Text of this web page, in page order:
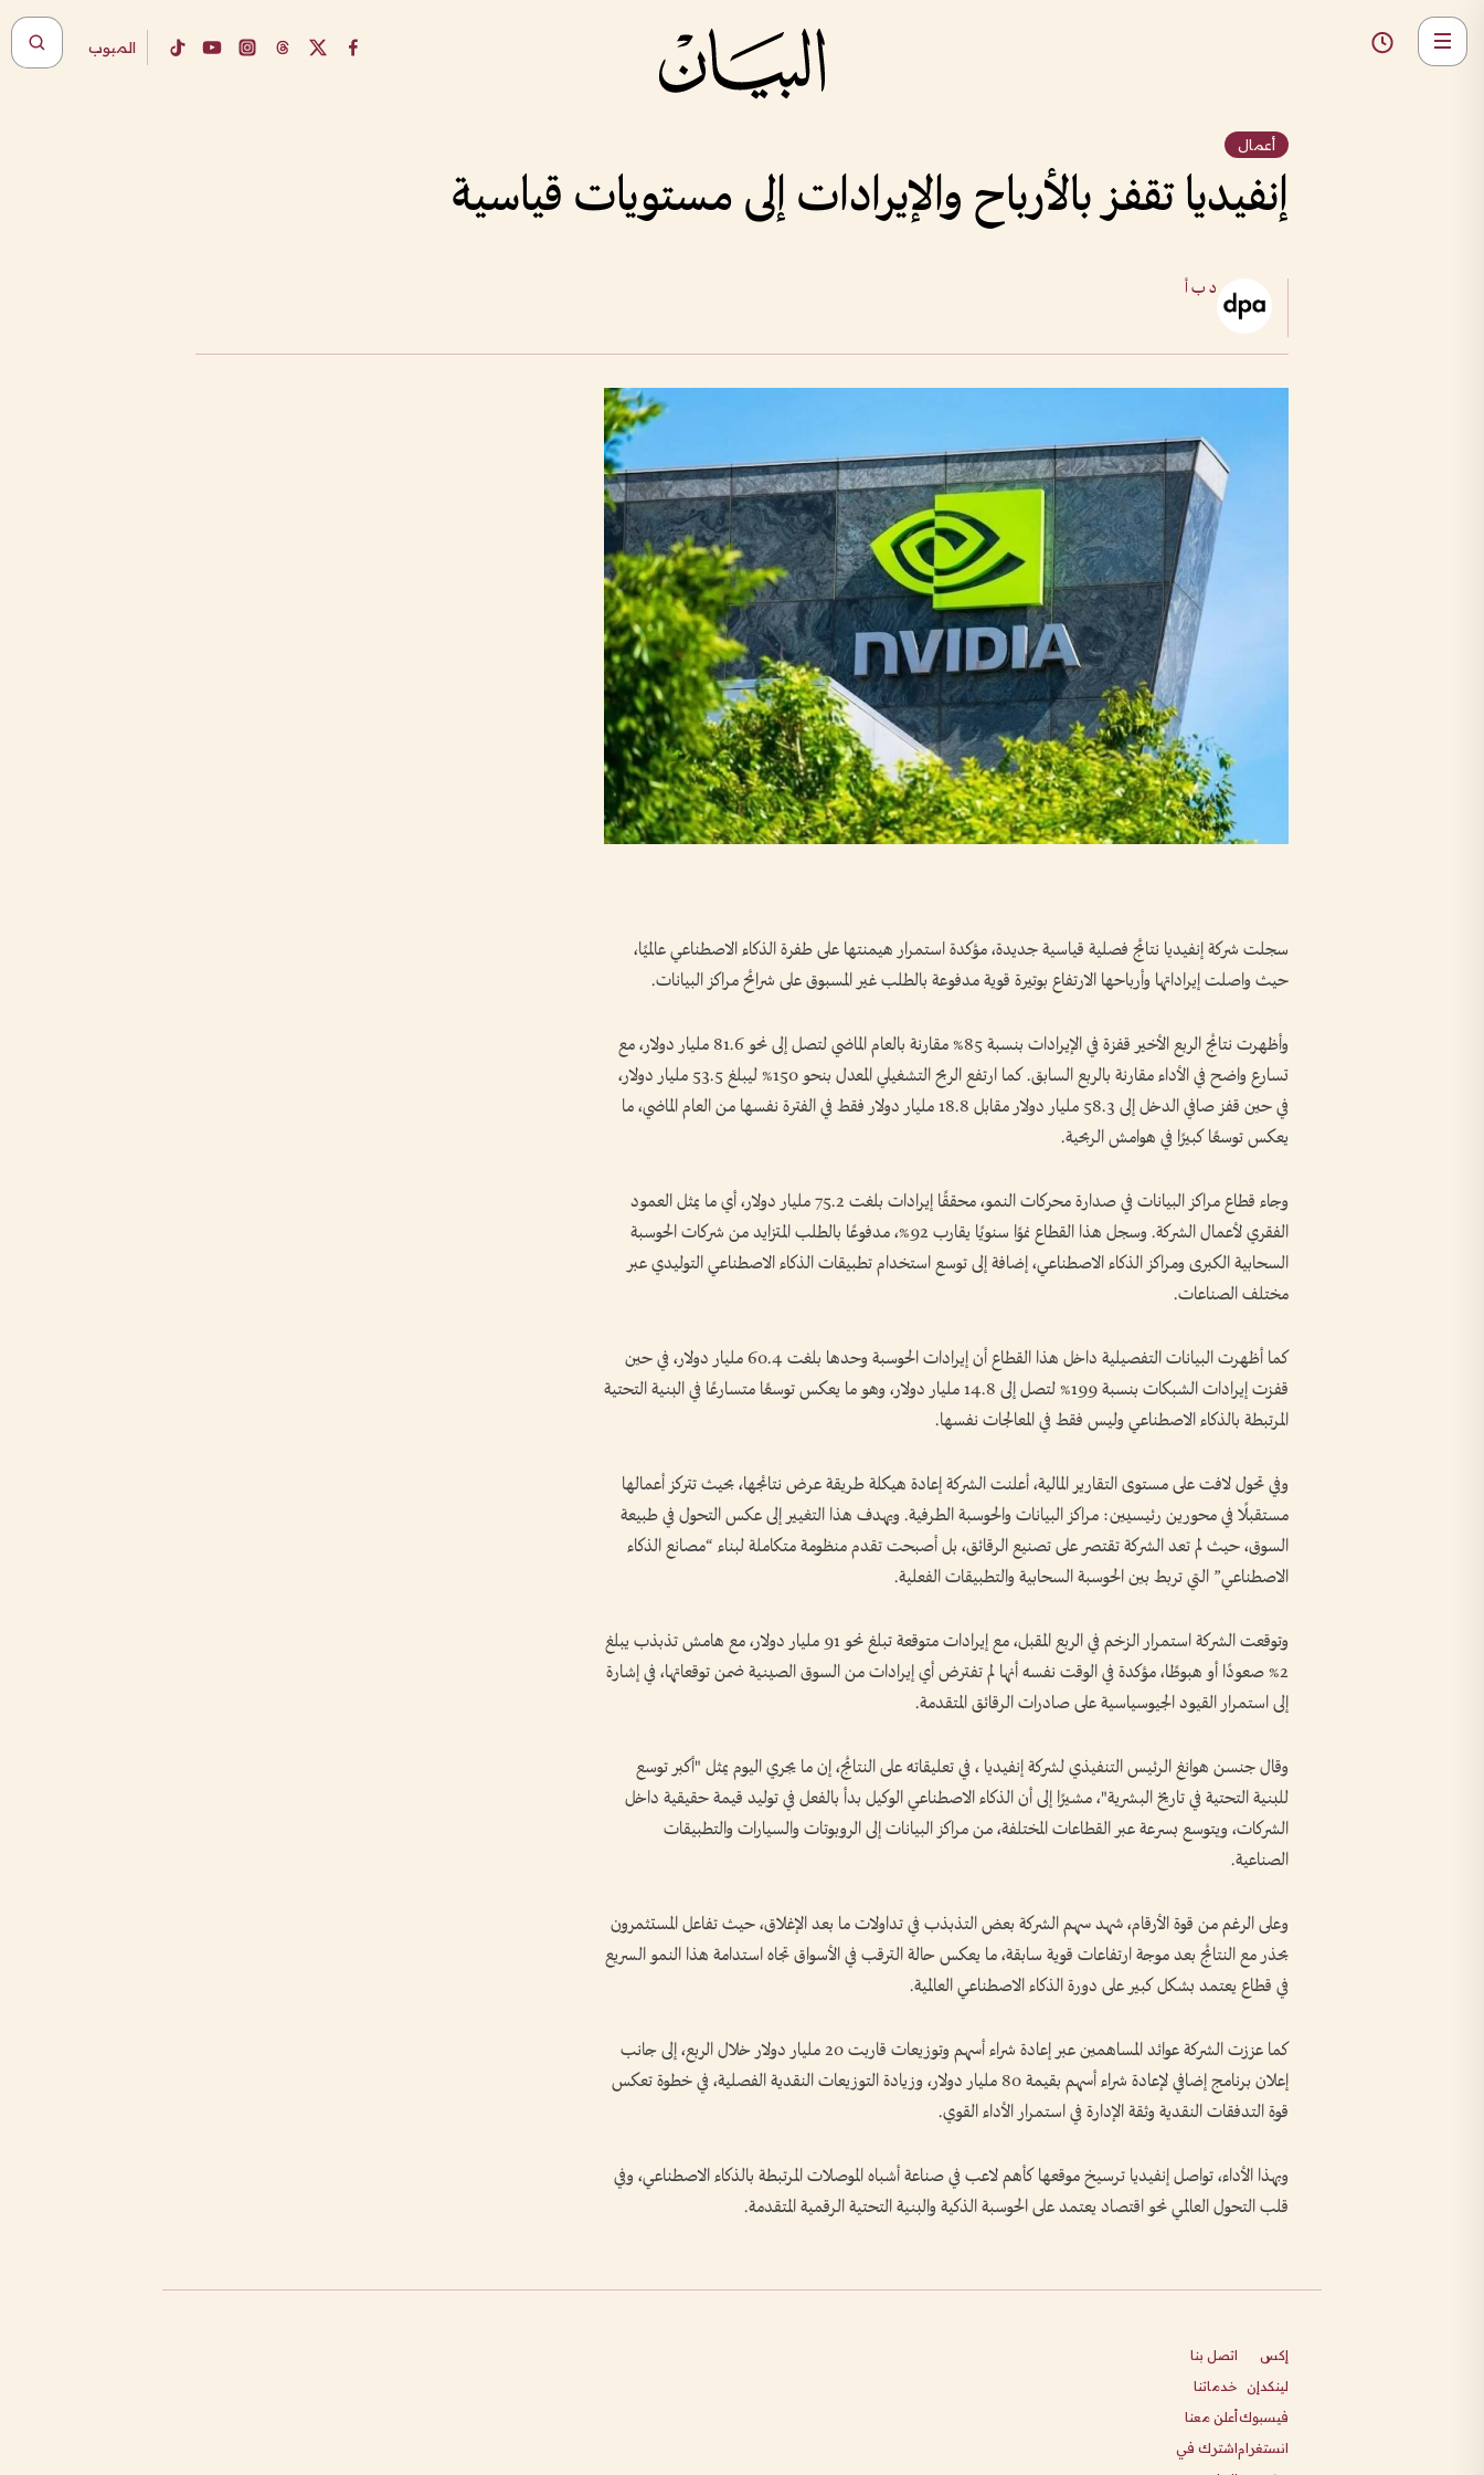
المبوب
أعمال
إنفيديا تقفز بالأرباح والإيرادات إلى مستويات قياسية
د ب أ
سجلت شركة إنفيديا نتائج فصلية قياسية جديدة، مؤكدة استمرار هيمنتها على طفرة الذكاء الاصطناعي عالميًا،
حيث واصلت إيراداتها وأرباحها الارتفاع بوتيرة قوية مدفوعة بالطلب غير المسبوق على شرائح مراكز البيانات.
وأظهرت نتائج الربع الأخير قفزة في الإيرادات بنسبة 85% مقارنة بالعام الماضي لتصل إلى نحو 81.6 مليار دولار، مع
تسارع واضح في الأداء مقارنة بالربع السابق. كما ارتفع الربح التشغيلي المعدل بنحو 150% ليبلغ 53.5 مليار دولار،
في حين قفز صافي الدخل إلى 58.3 مليار دولار مقابل 18.8 مليار دولار فقط في الفترة نفسها من العام الماضي، ما
يعكس توسعًا كبيرًا في هوامش الربحية.
وجاء قطاع مراكز البيانات في صدارة محركات النمو، محققًا إيرادات بلغت 75.2 مليار دولار، أي ما يمثل العمود
الفقري لأعمال الشركة. وسجل هذا القطاع نموًا سنويًا يقارب 92%، مدفوعًا بالطلب المتزايد من شركات الحوسبة
السحابية الكبرى ومراكز الذكاء الاصطناعي، إضافة إلى توسع استخدام تطبيقات الذكاء الاصطناعي التوليدي عبر
مختلف الصناعات.
كما أظهرت البيانات التفصيلية داخل هذا القطاع أن إيرادات الحوسبة وحدها بلغت 60.4 مليار دولار، في حين
قفزت إيرادات الشبكات بنسبة 199% لتصل إلى 14.8 مليار دولار، وهو ما يعكس توسعًا متسارعًا في البنية التحتية
المرتبطة بالذكاء الاصطناعي وليس فقط في المعالجات نفسها.
وفي تحول لافت على مستوى التقارير المالية، أعلنت الشركة إعادة هيكلة طريقة عرض نتائجها، بحيث تتركز أعمالها
مستقبلًا في محورين رئيسيين: مراكز البيانات والحوسبة الطرفية. ويهدف هذا التغيير إلى عكس التحول في طبيعة
السوق، حيث لم تعد الشركة تقتصر على تصنيع الرقائق، بل أصبحت تقدم منظومة متكاملة لبناء “مصانع الذكاء
الاصطناعي” التي تربط بين الحوسبة السحابية والتطبيقات الفعلية.
وتوقعت الشركة استمرار الزخم في الربع المقبل، مع إيرادات متوقعة تبلغ نحو 91 مليار دولار، مع هامش تذبذب يبلغ
2% صعودًا أو هبوطًا، مؤكدة في الوقت نفسه أنها لم تفترض أي إيرادات من السوق الصينية ضمن توقعاتها، في إشارة
إلى استمرار القيود الجيوسياسية على صادرات الرقائق المتقدمة.
وقال جنسن هوانغ الرئيس التنفيذي لشركة إنفيديا ، في تعليقاته على النتائج، إن ما يجري اليوم يمثل "أكبر توسع
للبنية التحتية في تاريخ البشرية"، مشيرًا إلى أن الذكاء الاصطناعي الوكيل بدأ بالفعل في توليد قيمة حقيقية داخل
الشركات، ويتوسع بسرعة عبر القطاعات المختلفة، من مراكز البيانات إلى الروبوتات والسيارات والتطبيقات
الصناعية.
وعلى الرغم من قوة الأرقام، شهد سهم الشركة بعض التذبذب في تداولات ما بعد الإغلاق، حيث تفاعل المستثمرون
بحذر مع النتائج بعد موجة ارتفاعات قوية سابقة، ما يعكس حالة الترقب في الأسواق تجاه استدامة هذا النمو السريع
في قطاع يعتمد بشكل كبير على دورة الذكاء الاصطناعي العالمية.
كما عززت الشركة عوائد المساهمين عبر إعادة شراء أسهم وتوزيعات قاربت 20 مليار دولار خلال الربع، إلى جانب
إعلان برنامج إضافي لإعادة شراء أسهم بقيمة 80 مليار دولار، وزيادة التوزيعات النقدية الفصلية، في خطوة تعكس
قوة التدفقات النقدية وثقة الإدارة في استمرار الأداء القوي.
وبهذا الأداء، تواصل إنفيديا ترسيخ موقعها كأهم لاعب في صناعة أشباه الموصلات المرتبطة بالذكاء الاصطناعي، وفي
قلب التحول العالمي نحو اقتصاد يعتمد على الحوسبة الذكية والبنية التحتية الرقمية المتقدمة.
إكس
لينكدإن
فيسبوك
انستغرام
اتصل بنا
خدماتنا
أعلن معنا
اشترك في